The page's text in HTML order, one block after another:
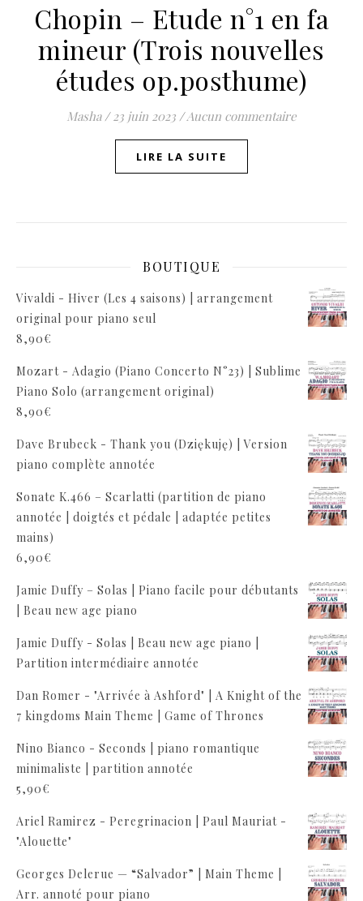
Chopin – Etude n°1 en fa
mineur (Trois nouvelles
études op.posthume)
Masha / 23 juin 2023 /Aucun commentaire
LIRE LA SUITE
BOUTIQUE
Vivaldi - Hiver (Les 4 saisons) | arrangement
original pour piano seul
8,90€
Mozart - Adagio (Piano Concerto N°23) | Sublime
Piano Solo (arrangement original)
8,90€
Dave Brubeck - Thank you (Dziękuję) | Version
piano complète annotée
Sonate K.466 – Scarlatti (partition de piano
annotée | doigtés et pédale | adaptée petites
mains)
6,90€
Jamie Duffy – Solas | Piano facile pour débutants
| Beau new age piano
Jamie Duffy - Solas | Beau new age piano |
Partition intermédiaire annotée
Dan Romer - "Arrivée à Ashford" | A Knight of the
7 kingdoms Main Theme | Game of Thrones
Nino Bianco - Seconds | piano romantique
minimaliste | partition annotée
5,90€
Ariel Ramirez - Peregrinacion | Paul Mauriat -
"Alouette"
Georges Delerue — “Salvador” | Main Theme |
Arr. annoté pour piano